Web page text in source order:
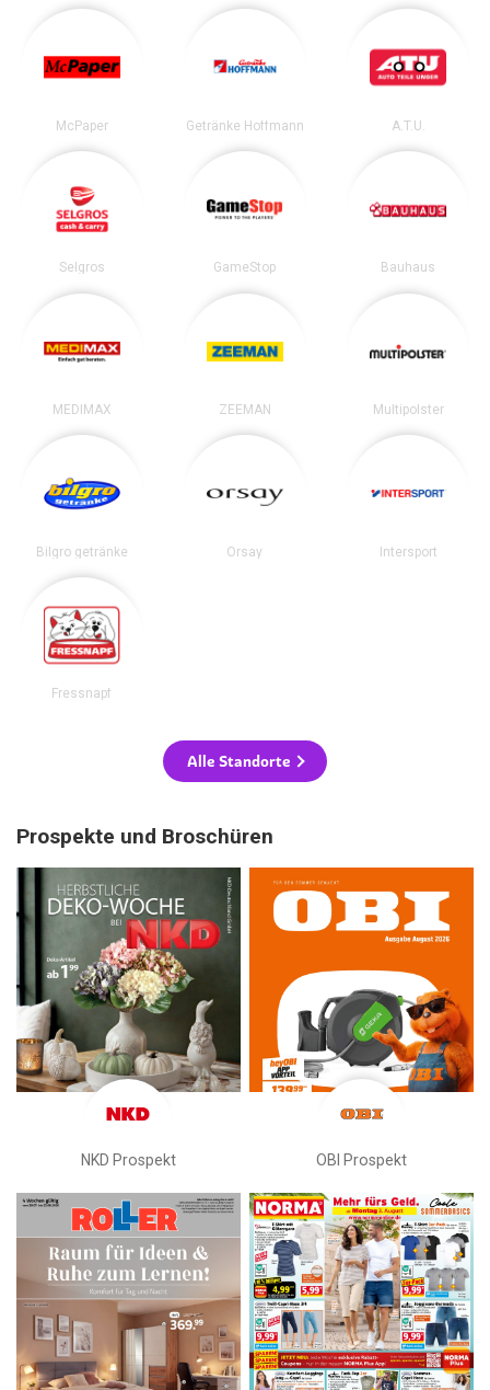
McPaper Getränke Hoffmann A.T.U.
Selgros GameStop Bauhaus
MEDIMAX ZEEMAN Multipolster
Bilgro getränke Orsay Intersport
Fressnapf
Alle Standorte
Prospekte und Broschüren
NKD Prospekt OBI Prospekt